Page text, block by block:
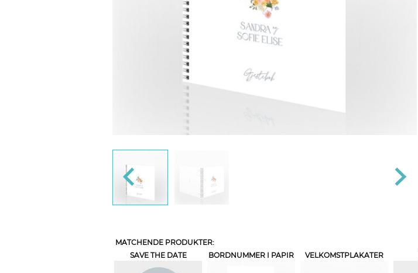
MATCHENDE PRODUKTER:
SAVE THE DATE
BORDNUMMER I PAPIR VELKOMSTPLAKATER